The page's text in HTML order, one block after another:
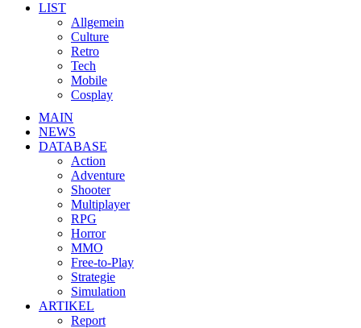
LIST
Allgemein
Culture
Retro
Tech
Mobile
Cosplay
MAIN
NEWS
DATABASE
Action
Adventure
Shooter
Multiplayer
RPG
Horror
MMO
Free-to-Play
Strategie
Simulation
ARTIKEL
Report